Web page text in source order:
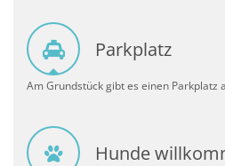
Parkplatz
Am Grundstück gibt es einen Parkplatz
Hunde